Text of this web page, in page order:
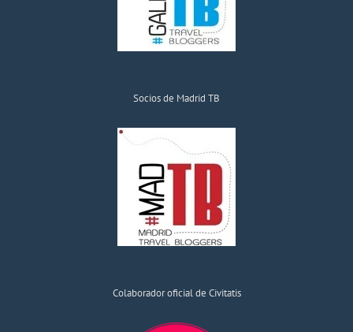
Socios de Madrid TB
Colaborador oficial de Civitatis